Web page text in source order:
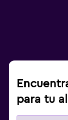
para tu